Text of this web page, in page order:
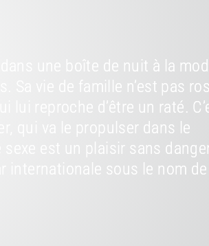
une boîte de nuit à la
Sa vie de famille n’est pas
lui reproche d’être un raté.
qui va le propulser dans le
sexe est un plaisir sans
internationale sous le nom